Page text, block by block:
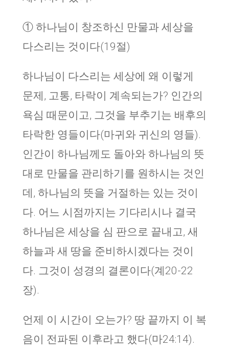
① 하나님이 창조하신 만물과 세상을
다스리는 것이다(19절)
하나님이 다스리는 세상에 왜 이렇게
문제, 고통, 타락이 계속되는가? 인간의
욕심 때문이고, 그것을 부추기는 배후의
타락한 영들이다(마귀와 귀신의 영들).
인간이 하나님께도 돌아와 하나님의 뜻
대로 만물을 관리하기를 원하시는 것인
데, 하나님의 뜻을 거절하는 있는 것이
다. 어느 시점까지는 기다리시나 결국
하나님은 세상을 심 판으로 끝내고, 새
하늘과 새 땅을 준비하시겠다는 것이
다. 그것이 성경의 결론이다(계20-22
장).
언제 이 시간이 오는가? 땅 끝까지 이 복
음이 전파된 이후라고 했다(마24:14).